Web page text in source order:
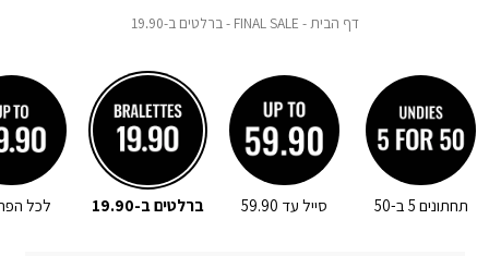
דף הבית דףFINAL SALE
FINAL
ברלטים ב-19.90
תחתונים 5 ב-50 סייל עד 59.90 ברלטים ב-19.90 לכל